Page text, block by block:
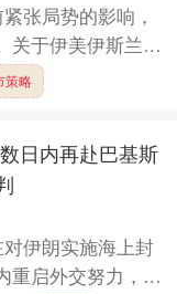
张局势的影响，
关于伊美伊斯兰堡
作用，但美国在
策略
日内再赴巴基斯
伊朗实施海上封
重启外交努力，可